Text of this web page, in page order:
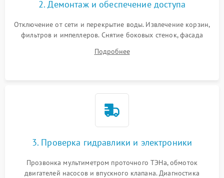
2. Демонтаж и обеспечение доступа
Отключение от сети и перекрытие воды. Извлечение корзин,
фильтров и импеллеров. Снятие боковых стенок, фасада
циркуляционному насосу, ТЭНу и сливной помпе.
Подробнее
3. Проверка гидравлики и электроники
Прозвонка мультиметром проточного ТЭНа, обмоток
двигателей насосов и впускного клапана. Диагностика